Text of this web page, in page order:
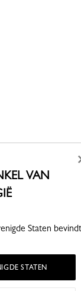
VAN
Staten
STATEN